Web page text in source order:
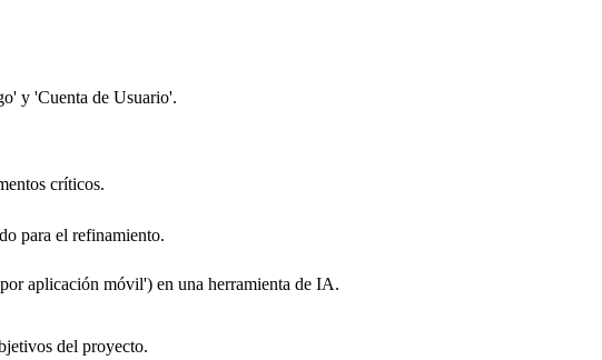
y 'Cuenta de Usuario'.
críticos.
para el refinamiento.
aplicación móvil') en una herramienta de IA.
del proyecto.